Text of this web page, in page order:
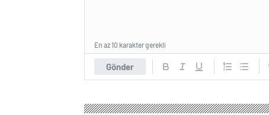
Gönder
En az 10 karakter gerekli